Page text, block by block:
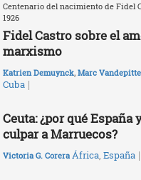
Centenario del nacimiento de Fidel
1926
Fidel Castro sobre el
marxismo
Katrien Demuynck, Marc Vandepitte
Cuba |
Ceuta: ¿por qué España
culpar a Marruecos?
Victoria G. Corera África España |